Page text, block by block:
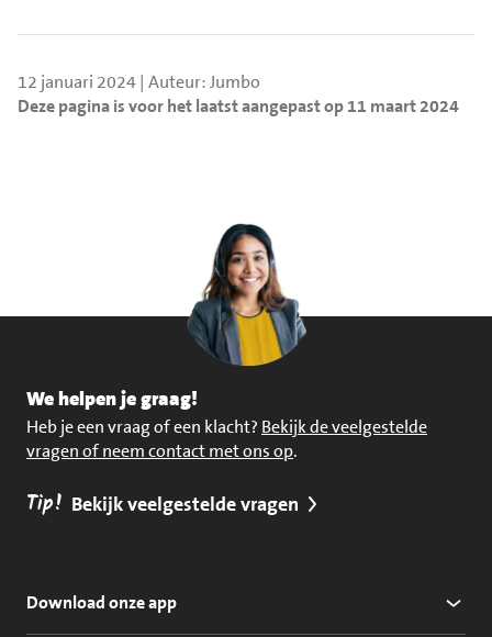
12 januari 2024 | Auteur: Jumbo
Deze pagina is voor het laatst aangepast op 11 maart 2024
We helpen je graag!
Heb je een vraag of een klacht? Bekijk de veelgestelde
vragen of neem contact met ons op.
Tip! Bekijk veelgestelde vragen
Download onze app